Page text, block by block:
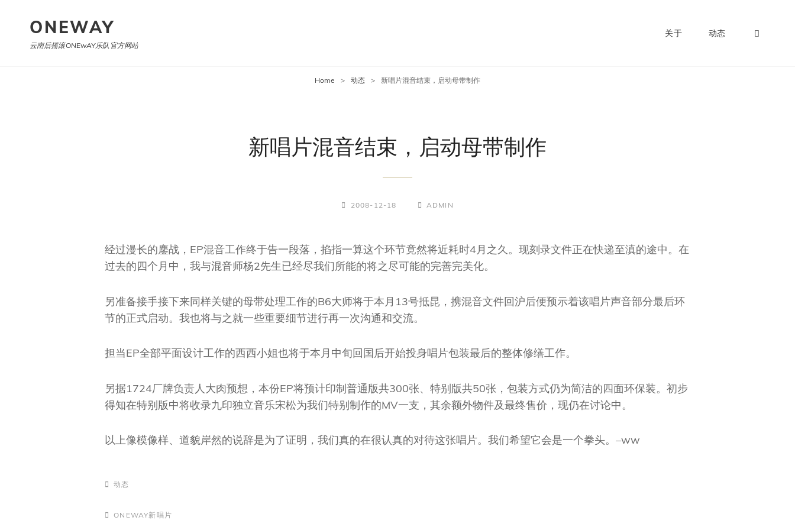
ONEWAY
云南后摇滚oNEwAY乐队官方网站
关于 动态
Home > 动态 > 新唱片混音结束，启动母带制作
新唱片混音结束，启动母带制作
POSTED-
2008-12-18
BY
BYLINE
ADMIN
经过漫长的鏖战，EP混音工作终于告一段落，掐指一算这个环节竟然将近耗时4月之久。现刻录文件正在快递至滇的途中。在
过去的四个月中，我与混音师杨2先生已经尽我们所能的将之尽可能的完善完美化。
另准备接手接下来同样关键的母带处理工作的B6大师将于本月13号抵昆，携混音文件回沪后便预示着该唱片声音部分最后环
节的正式启动。我也将与之就一些重要细节进行再一次沟通和交流。
担当EP全部平面设计工作的西西小姐也将于本月中旬回国后开始投身唱片包装最后的整体修缮工作。
另据1724厂牌负责人大肉预想，本份EP将预计印制普通版共300张、特别版共50张，包装方式仍为简洁的四面环保装。初步
得知在特别版中将收录九印独立音乐宋松为我们特别制作的MV一支，其余额外物件及最终售价，现仍在讨论中。
以上像模像样、道貌岸然的说辞是为了证明，我们真的在很认真的对待这张唱片。我们希望它会是一个拳头。–ww
CATEGORIES
动态
TAGS,
ONEWAY新唱片